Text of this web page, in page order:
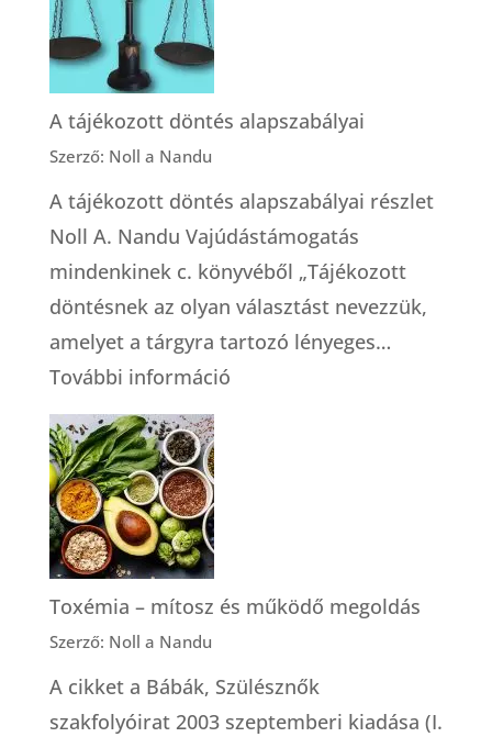
A tájékozott döntés alapszabályai
Szerző: Noll a Nandu
A tájékozott döntés alapszabályai részlet
Noll A. Nandu Vajúdástámogatás
mindenkinek c. könyvéből „Tájékozott
döntésnek az olyan választást nevezzük,
amelyet a tárgyra tartozó lényeges…
További információ:
Toxémia – mítosz és működő megoldás
Szerző: Noll a Nandu
A cikket a Bábák, Szülésznők
szakfolyóirat 2003 szeptemberi kiadása (I.